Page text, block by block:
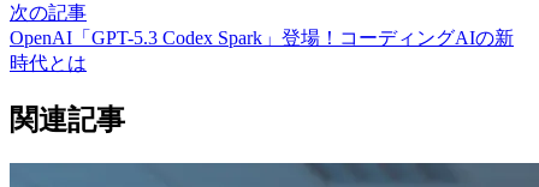
次の記事
OpenAI「GPT-5.3 Codex Spark」登場！コーディングAIの新
時代とは
関連記事